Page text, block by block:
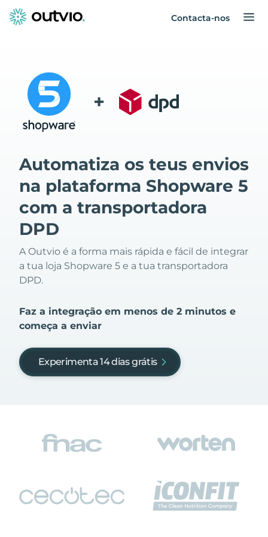
Contacta-nos
+
Automatiza os teus envios
na plataforma Shopware 5
com a transportadora
DPD
A Outvio é a forma mais rápida e fácil de integrar
a tua loja Shopware 5 e a tua transportadora
DPD.
Faz a integração em menos de 2 minutos e
começa a enviar
Experimenta 14 dias grátis